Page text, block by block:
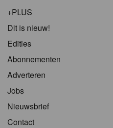
+PLUS
Dit is nieuw!
Edities
Abonnementen
Adverteren
Jobs
Nieuwsbrief
Contact